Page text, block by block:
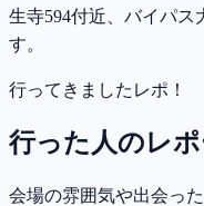
生寺594付近、バイパ
す。
行ってきましたレポ！
行った人のレ
会場の雰囲気や出会っ